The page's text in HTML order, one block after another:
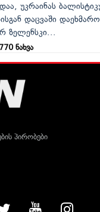
უკრაინას
დაცვაში
ზელენსკი...
ნახვა
პირობები